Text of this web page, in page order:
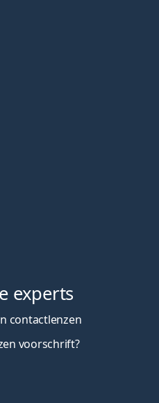
experts
contactlenzen
voorschrift?